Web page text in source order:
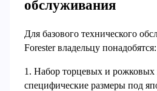
обслуживания
Для базового технического
Forester владельцу понадобятся:
1. Набор торцевых и
специфические размеры под